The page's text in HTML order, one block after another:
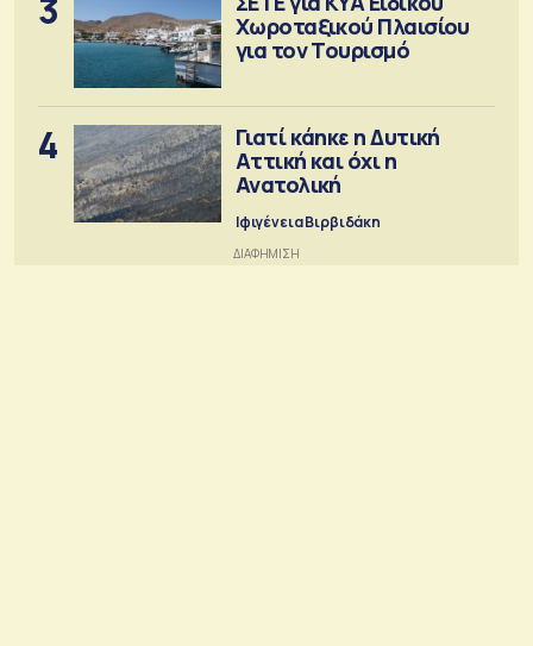
3
Χωροταξικού Πλαισίου
για τον Τουρισμό
4
Γιατί κάηκε η Δυτική
Αττική και όχι η
Ανατολική
Ιφιγένεια Βιρβιδάκη